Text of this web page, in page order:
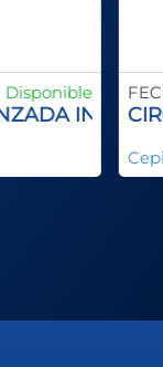
Disponible
INOX